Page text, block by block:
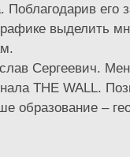
Поблагодарив его
выделить
Сергеевич.
THE WALL.
образование –